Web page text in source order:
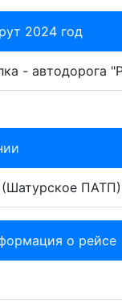
2024 год
- автодорога
ПАТП)
о рейсе